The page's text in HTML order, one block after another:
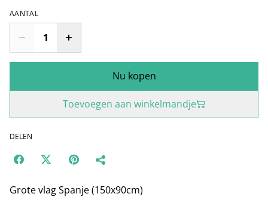
AANTAL
Nu kopen
Toevoegen aan winkelmandje
DELEN
Grote vlag Spanje (150x90cm)